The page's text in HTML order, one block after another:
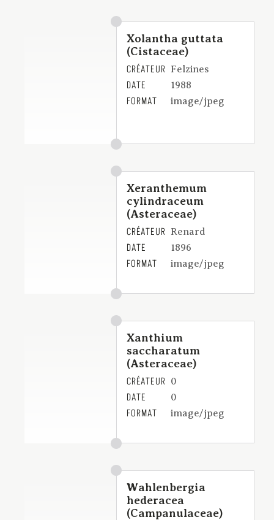
Xolantha guttata
(Cistaceae)
CRÉATEUR Felzines
DATE 1988
FORMAT image/jpeg
Xeranthemum
cylindraceum
(Asteraceae)
CRÉATEUR Renard
DATE 1896
FORMAT image/jpeg
Xanthium
saccharatum
(Asteraceae)
CRÉATEUR 0
DATE 0
FORMAT image/jpeg
Wahlenbergia
hederacea
(Campanulaceae)